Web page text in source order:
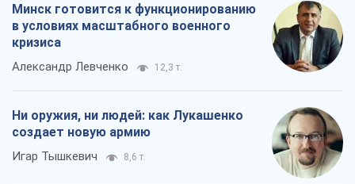
Минск готовится к функционированию
в условиях масштабного военного
кризиса
Александр Левченко 12,3 т.
Ни оружия, ни людей: как Лукашенко
создает новую армию
Игар Тышкевич 8,6 т.